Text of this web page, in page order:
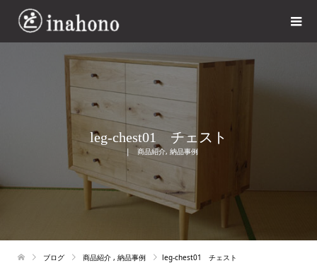
leg-chest01 チェスト
商品紹介, 納品事例
ブログ 商品紹介 , 納品事例 leg-chest01 チェスト